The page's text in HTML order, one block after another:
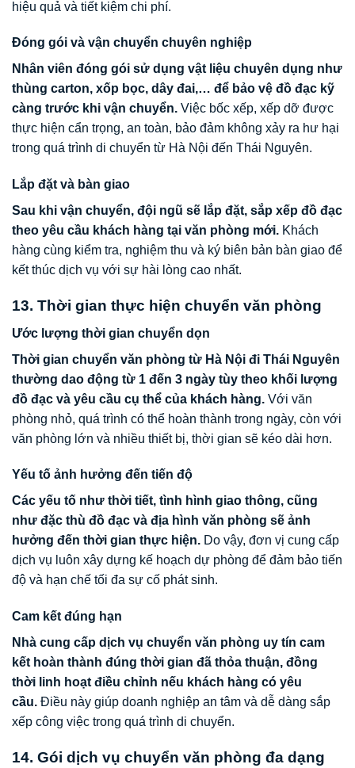
hiệu quả và tiết kiệm chi phí.
Đóng gói và vận chuyển chuyên nghiệp
Nhân viên đóng gói sử dụng vật liệu chuyên dụng như
thùng carton, xốp bọc, dây đai,… để bảo vệ đồ đạc kỹ
càng trước khi vận chuyển. Việc bốc xếp, xếp dỡ được
thực hiện cẩn trọng, an toàn, bảo đảm không xảy ra hư hại
trong quá trình di chuyển từ Hà Nội đến Thái Nguyên.
Lắp đặt và bàn giao
Sau khi vận chuyển, đội ngũ sẽ lắp đặt, sắp xếp đồ đạc
theo yêu cầu khách hàng tại văn phòng mới. Khách
hàng cùng kiểm tra, nghiệm thu và ký biên bản bàn giao để
kết thúc dịch vụ với sự hài lòng cao nhất.
13. Thời gian thực hiện chuyển văn phòng
Ước lượng thời gian chuyển dọn
Thời gian chuyển văn phòng từ Hà Nội đi Thái Nguyên
thường dao động từ 1 đến 3 ngày tùy theo khối lượng
đồ đạc và yêu cầu cụ thể của khách hàng. Với văn
phòng nhỏ, quá trình có thể hoàn thành trong ngày, còn với
văn phòng lớn và nhiều thiết bị, thời gian sẽ kéo dài hơn.
Yếu tố ảnh hưởng đến tiến độ
Các yếu tố như thời tiết, tình hình giao thông, cũng
như đặc thù đồ đạc và địa hình văn phòng sẽ ảnh
hưởng đến thời gian thực hiện. Do vậy, đơn vị cung cấp
dịch vụ luôn xây dựng kế hoạch dự phòng để đảm bảo tiến
độ và hạn chế tối đa sự cố phát sinh.
Cam kết đúng hạn
Nhà cung cấp dịch vụ chuyển văn phòng uy tín cam
kết hoàn thành đúng thời gian đã thỏa thuận, đồng
thời linh hoạt điều chỉnh nếu khách hàng có yêu
cầu. Điều này giúp doanh nghiệp an tâm và dễ dàng sắp
xếp công việc trong quá trình di chuyển.
14. Gói dịch vụ chuyển văn phòng đa dạng